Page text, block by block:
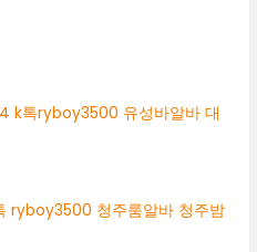
k톡ryboy3500 유성바알바 대
ryboy3500 청주룸알바 청주밤